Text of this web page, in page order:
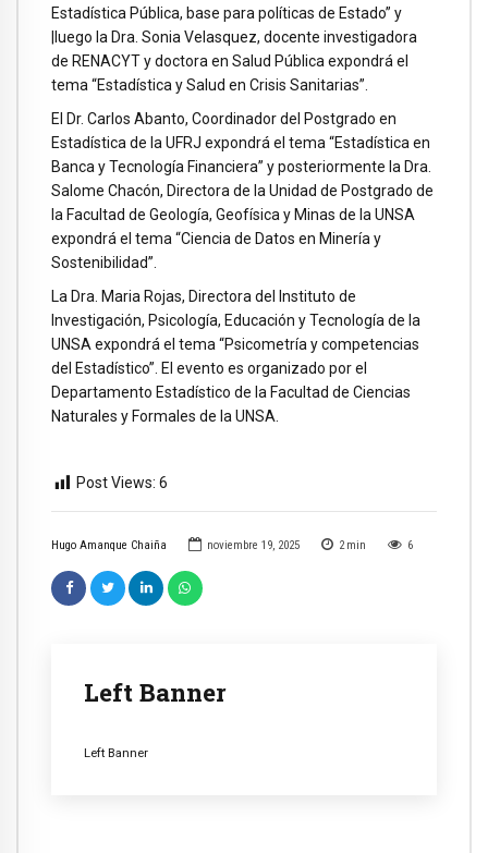
Hugo Amanque Chaiña noviembre 19, 2025 2 min 6
Left Banner
Left Banner
Estadística Pública, base para políticas de Estado” y
|luego la Dra. Sonia Velasquez, docente investigadora
de RENACYT y doctora en Salud Pública expondrá el
tema “Estadística y Salud en Crisis Sanitarias”.
El Dr. Carlos Abanto, Coordinador del Postgrado en
Estadística de la UFRJ expondrá el tema “Estadística en
Banca y Tecnología Financiera” y posteriormente la Dra.
Salome Chacón, Directora de la Unidad de Postgrado de
la Facultad de Geología, Geofísica y Minas de la UNSA
expondrá el tema “Ciencia de Datos en Minería y
Sostenibilidad”.
La Dra. Maria Rojas, Directora del Instituto de
Investigación, Psicología, Educación y Tecnología de la
UNSA expondrá el tema “Psicometría y competencias
del Estadístico”. El evento es organizado por el
Departamento Estadístico de la Facultad de Ciencias
Naturales y Formales de la UNSA.
Post Views: 6